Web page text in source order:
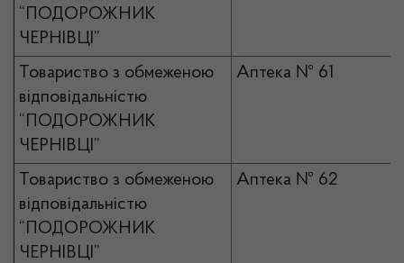
“ПОДОРОЖНИК
ЧЕРНІВЦІ”
Товариство з обмеженою
відповідальністю
“ПОДОРОЖНИК
ЧЕРНІВЦІ”
Аптека № 61
Товариство з обмеженою
відповідальністю
“ПОДОРОЖНИК
ЧЕРНІВЦІ”
Аптека № 62